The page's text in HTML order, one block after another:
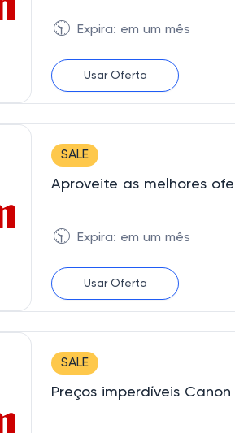
🕥 Expira: em um mês
Usar Oferta
SALE
Aproveite as melhores
🕥 Expira: em um mês
Usar Oferta
SALE
Preços imperdíveis